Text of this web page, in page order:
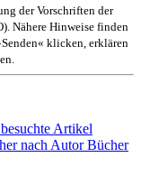
der Vorschriften der
Nähere Hinweise finden
klicken, erklären
Artikel
nach AutorBücher